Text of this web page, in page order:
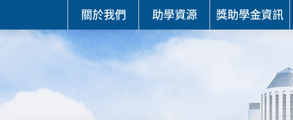
關於我們 助學資源 獎助學金資訊